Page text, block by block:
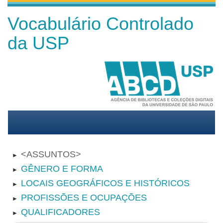
Vocabulário Controlado
da USP
► ASSUNTOS
► GÊNERO E FORMA
► LOCAIS GEOGRÁFICOS E HISTÓRICOS
► PROFISSÕES E OCUPAÇÕES
► QUALIFICADORES